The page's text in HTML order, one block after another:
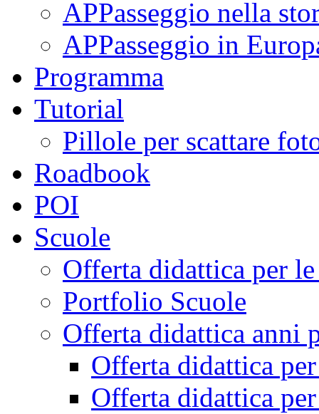
APPasseggio nella
APPasseggio in
Programma
Tutorial
Pillole per scattare
Roadbook
POI
Scuole
Offerta didattica per
Portfolio Scuole
Offerta didattica anni
Offerta didattica
Offerta didattica